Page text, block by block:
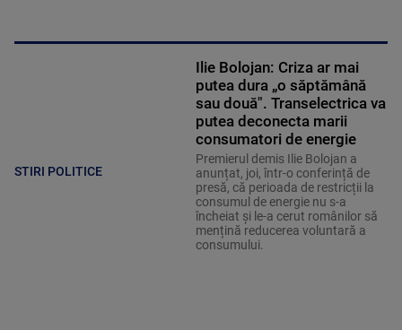
STIRI POLITICE
Ilie Bolojan: Criza ar mai
putea dura „o săptămână
sau două". Transelectrica va
putea deconecta marii
consumatori de energie
Premierul demis Ilie Bolojan a
anunțat, joi, într-o conferință de
presă, că perioada de restricții la
consumul de energie nu s-a
încheiat și le-a cerut românilor să
mențină reducerea voluntară a
consumului.